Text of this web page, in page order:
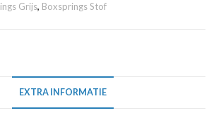
Grijs, Boxsprings Stof
EXTRA INFORMATIE